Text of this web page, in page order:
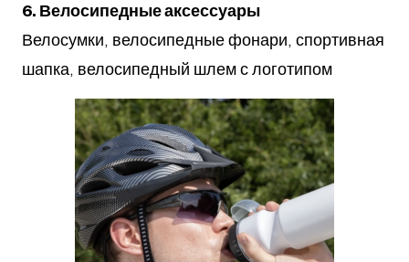
6. Велосипедные аксессуары
Велосумки, велосипедные фонари, спортивная
шапка, велосипедный шлем с логотипом